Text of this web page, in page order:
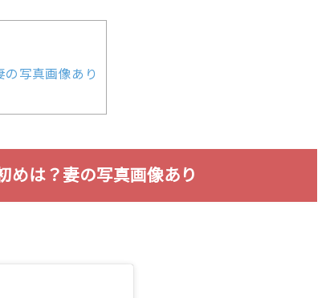
写真画像あり
めは？妻の写真画像あり